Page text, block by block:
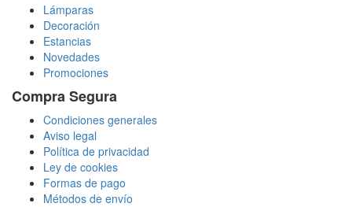
Lámparas
Decoración
Estancias
Novedades
Promociones
Compra Segura
Condiciones generales
Aviso legal
Política de privacidad
Ley de cookies
Formas de pago
Métodos de envío